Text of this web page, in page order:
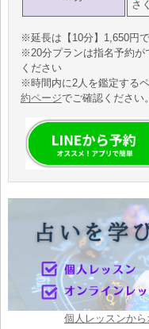
さ
※延長は【10分】1,650円
※20分プランは指名予約が
ください
※時間内に2人を鑑定する
約ページでご確認ください。
個人レッスンか